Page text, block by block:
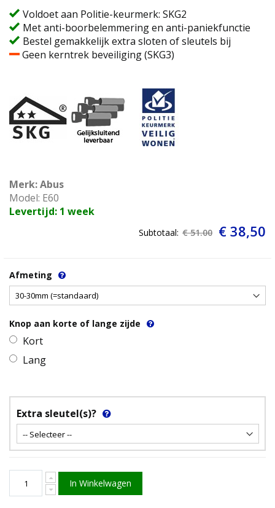
Voldoet aan Politie-keurmerk: SKG2
Met anti-boorbelemmering en anti-paniekfunctie
Bestel gemakkelijk extra sloten of sleutels bij
Geen kerntrek beveiliging (SKG3)
Merk: Abus
Model: E60
Levertijd: 1 week
Subtotaal: € 51.00 € 38,50
Afmeting
Knop aan korte of lange zijde
Kort
Lang
Extra sleutel(s)?
In Winkelwagen